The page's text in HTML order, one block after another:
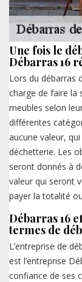
Une fois le
Débarras 16
Lors du débarras
charge de faire la
meubles selon
différentes
aucune valeur,
déchetterie. Les
seront donnés à
valeur qui seront
payer la totalité
Débarras 16
termes de
L’entreprise de
est l’entreprise
confiance de ses